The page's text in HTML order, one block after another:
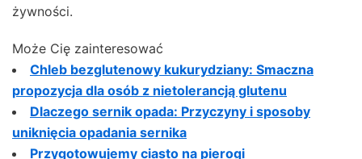
żywności.
Może Cię zainteresować
Chleb bezglutenowy kukurydziany: Smaczna
propozycja dla osób z nietolerancją glutenu
Dlaczego sernik opada: Przyczyny i sposoby
uniknięcia opadania sernika
Przygotowujemy ciasto na pierogi